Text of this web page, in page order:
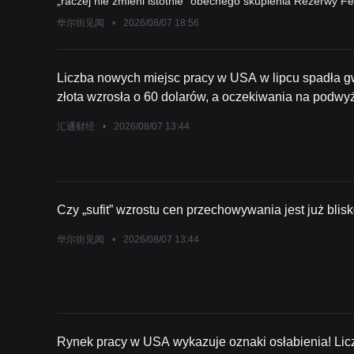
umiarkowane, Fed będzie miał więcej powodów, by
华尔街见闻 • 2026/08/07 18:56
Liczba nowych miejsc pracy w USA w lipcu spadła
złota wzrosła o 60 dolarów, a oczekiwania na
汇通财经 • 2026/08/07 13:44
Czy „sufit” wzrostu cen przechowywania jest już
华尔街见闻 • 2026/08/07 13:44
Rynek pracy w USA wykazuje oznaki osłabienia!